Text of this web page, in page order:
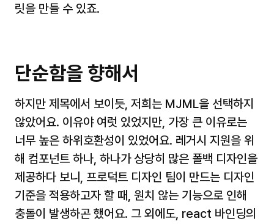
릿을 만들 수 있죠.
단순함을 향해서
하지만 제목에서 보이듯, 저희는 MJML을 선택하지
않았어요. 이유야 여럿 있었지만, 가장 큰 이유로는
너무 높은 하위호환성이 있었어요. 레거시 지원을 위
해 컴포넌트 하나, 하나가 상당히 많은 폴백 디자인을
제공하다 보니, 프로덕트 디자인 팀이 만드는 디자인
기준을 적용하고자 할 때, 원치 않는 기능으로 인해
충돌이 발생하곤 했어요. 그 외에도, react 바인딩의